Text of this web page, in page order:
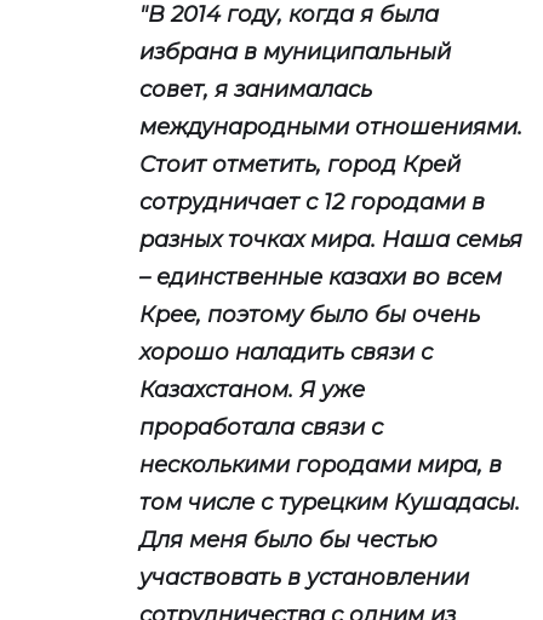
"В 2014 году, когда я была
избрана в муниципальный
совет, я занималась
международными отношениями.
Стоит отметить, город Крей
сотрудничает с 12 городами в
разных точках мира. Наша семья
– единственные казахи во всем
Крее, поэтому было бы очень
хорошо наладить связи с
Казахстаном. Я уже
проработала связи с
несколькими городами мира, в
том числе с турецким Кушадасы.
Для меня было бы честью
участвовать в установлении